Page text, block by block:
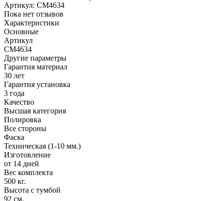
Артикул: CM4634
Пока нет отзывов
Характеристики
Основные
Артикул
CM4634
Другие параметры
Гарантия материал
30 лет
Гарантия установка
3 года
Качество
Высшая категория
Полировка
Все стороны
Фаска
Техническая (1-10 мм.)
Изготовление
от 14 дней
Вес комплекта
500 кг.
Высота с тумбой
92 см.